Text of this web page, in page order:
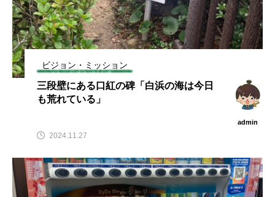
ビジョン・ミッション
三段壁にある口紅の碑「白浜の海は今日
も荒れている」
admin
2024.11.27